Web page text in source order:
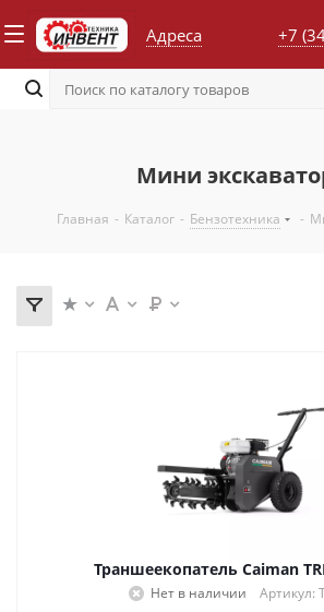
Адреса +7
Мини
Главная - Каталог - Бензотехника -
Траншеекопатель Caiman
Нет в наличии Артикул: